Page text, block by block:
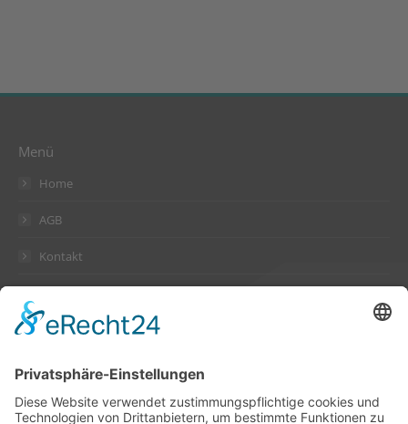
Menü
Home
AGB
Kontakt
Impressum
Anschrift
Suckow & Fischer Systeme